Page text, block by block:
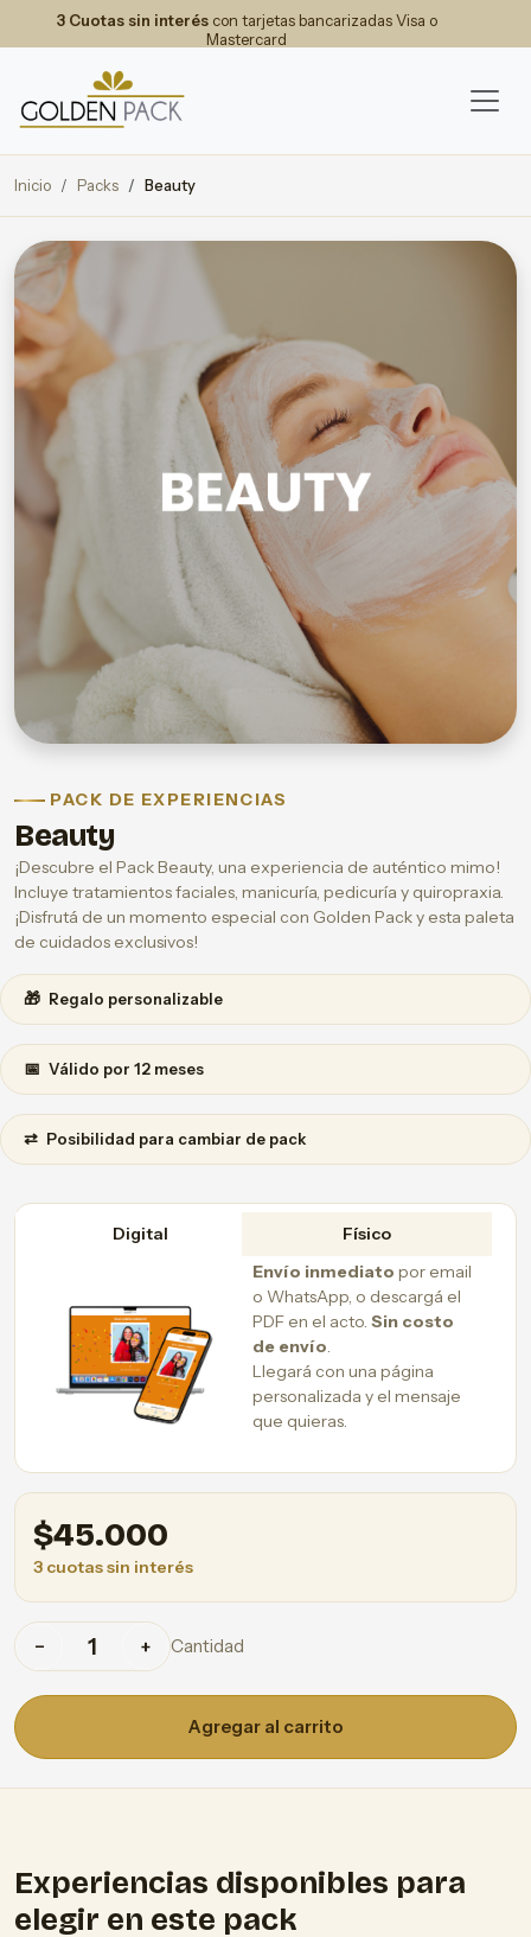
3 Cuotas sin interéscon tarjetas bancarizadas Visa o
Mastercard
Inicio Packs Beauty
PACK DE EXPERIENCIAS
Beauty
¡Descubre el Pack Beauty, una experiencia de auténtico mimo!
Incluye tratamientos faciales, manicuría, pedicuría y quiropraxia.
¡Disfrutá de un momento especial con Golden Pack y esta paleta
de cuidados exclusivos!
🎁 Regalo personalizable
📅 Válido por 12 meses
⇄ Posibilidad para cambiar de pack
Digital
Físico
Envío inmediato por email
o WhatsApp, o descargá el
PDF en el acto. Sin costo
de envío.
Llegará con una página
personalizada y el mensaje
que quieras.
$45.000
3 cuotas sin interés
− + Cantidad
Agregar al carrito
Experiencias disponibles para
elegir en este pack